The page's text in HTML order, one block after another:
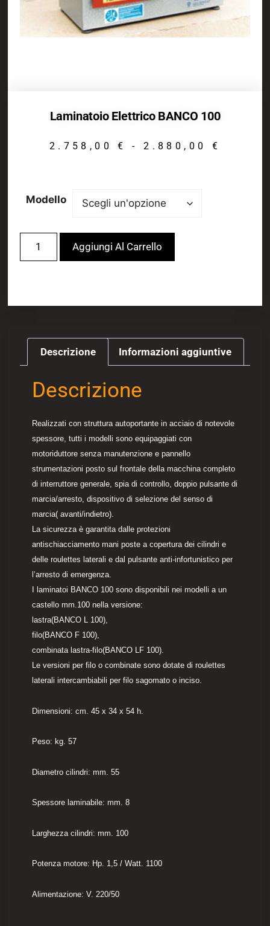
Laminatoio Elettrico BANCO 100
2.758,00€ - 2.880,00 €
Modello
Aggiungi Al Carrello
Descrizione Informazioni aggiuntive
Descrizione
Realizzati con struttura autoportante in acciaio di notevole
spessore, tutti i modelli sono equipaggiati con
motoriduttore senza manutenzione e pannello
strumentazioni posto sul frontale della macchina completo
di interruttore generale, spia di controllo, doppio pulsante di
marcia/arresto, dispositivo di selezione del senso di
marcia( avanti/indietro).
La sicurezza è garantita dalle protezioni
antischiacciamento mani poste a copertura dei cilindri e
delle roulettes laterali e dal pulsante anti-infortunistico per
l’arresto di emergenza.
I laminatoi BANCO 100 sono disponibili nei modelli a un
castello mm.100 nella versione:
lastra(BANCO L 100),
filo(BANCO F 100),
combinata lastra-filo(BANCO LF 100).
Le versioni per filo o combinate sono dotate di roulettes
laterali intercambiabili per filo sagomato o inciso.
Dimensioni: cm. 45 x 34 x 54 h.
Peso: kg. 57
Diametro cilindri: mm. 55
Spessore laminabile: mm. 8
Larghezza cilindri: mm. 100
Potenza motore: Hp. 1,5 / Watt. 1100
Alimentazione: V. 220/50